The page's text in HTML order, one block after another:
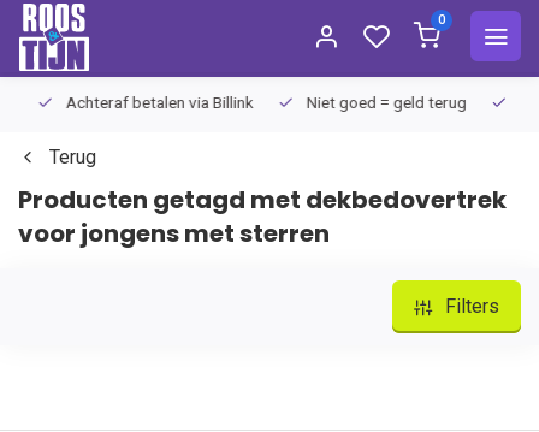
0
Achteraf betalen via Billink Niet goed = geld terug
Terug
Producten getagd met dekbedovertrek
voor jongens met sterren
Filters